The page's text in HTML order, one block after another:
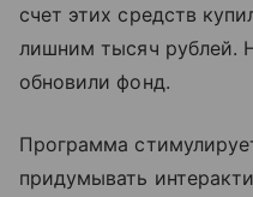
счет этих средств
лишним тысяч рублей.
обновили фонд.
Программа
придумывать